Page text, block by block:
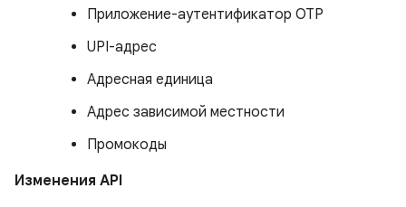
Приложение-аутентификатор OTP
UPI-адрес
Адресная единица
Адрес зависимой местности
Промокоды
Изменения API